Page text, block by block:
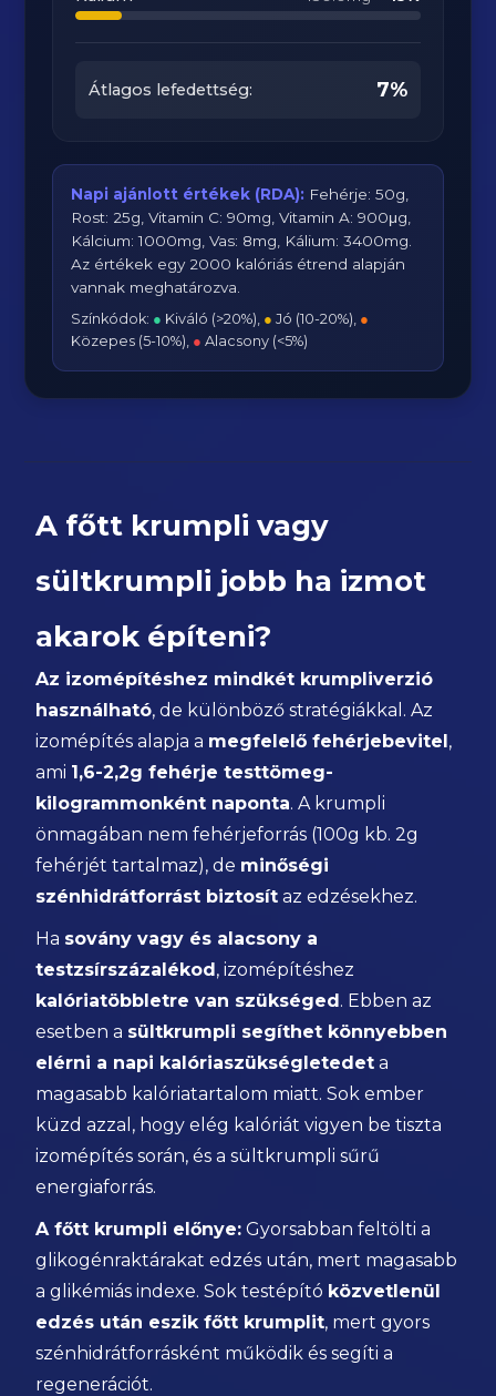
Átlagos lefedettség: 7%
Napi ajánlott értékek (RDA): Fehérje: 50g,
Rost: 25g, Vitamin C: 90mg, Vitamin A: 900μg,
Kálcium: 1000mg, Vas: 8mg, Kálium: 3400mg.
Az értékek egy 2000 kalóriás étrend alapján
vannak meghatározva.
Színkódok: ● Kiváló (>20%), ● Jó (10-20%), ●
Közepes (5-10%), ● Alacsony (<5%)
A főtt krumpli vagy
sültkrumpli jobb ha izmot
akarok építeni?
Az izomépítéshez mindkét krumpliverzió
használható, de különböző stratégiákkal. Az
izomépítés alapja a megfelelő fehérjebevitel,
ami 1,6-2,2g fehérje testtömeg-
kilogrammonként naponta. A krumpli
önmagában nem fehérjeforrás (100g kb. 2g
fehérjét tartalmaz), de minőségi
szénhidrátforrást biztosít az edzésekhez.
Ha sovány vagy és alacsony a
testzsírszázalékod, izomépítéshez
kalóriatöbbletre van szükséged. Ebben az
esetben a sültkrumpli segíthet könnyebben
elérni a napi kalóriaszükségletedet a
magasabb kalóriatartalom miatt. Sok ember
küzd azzal, hogy elég kalóriát vigyen be tiszta
izomépítés során, és a sültkrumpli sűrű
energiaforrás.
A főtt krumpli előnye: Gyorsabban feltölti a
glikogénraktárakat edzés után, mert magasabb
a glikémiás indexe. Sok testépító közvetlenül
edzés után eszik főtt krumplit, mert gyors
szénhidrátforrásként működik és segíti a
regenerációt.